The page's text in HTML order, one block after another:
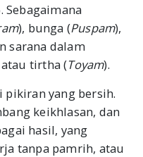
Sebagaimana
), bunga (Puspam),
sarana dalam
tirtha (Toyam).
yang bersih.
keikhlasan, dan
hasil, yang
tanpa pamrih, atau